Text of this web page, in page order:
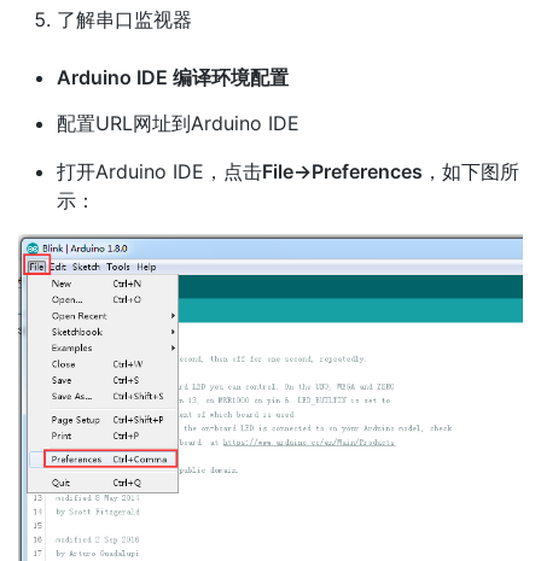
了解串口监视器
Arduino IDE 编译环境配置
配置URL网址到Arduino IDE
打开Arduino IDE，点击File->Preferences ，如下图所
示：